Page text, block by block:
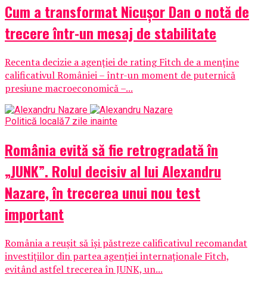
Cum a transformat Nicușor Dan o notă de
trecere într-un mesaj de stabilitate
Recenta decizie a agenției de rating Fitch de a menține
calificativul României – într-un moment de puternică
presiune macroeconomică –...
Politică locală7 zile inainte
România evită să fie retrogradată în
„JUNK”. Rolul decisiv al lui Alexandru
Nazare, în trecerea unui nou test
important
România a reușit să își păstreze calificativul recomandat
investițiilor din partea agenției internaționale Fitch,
evitând astfel trecerea în JUNK, un...